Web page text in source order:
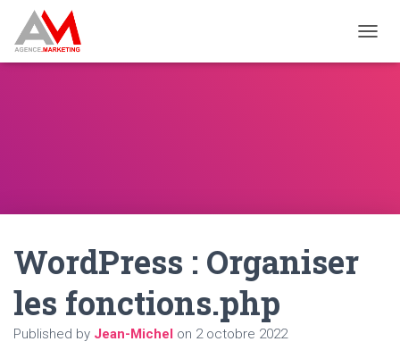
WordPress : Organiser
les fonctions.php
Published by Jean-Michel on 2 octobre 2022